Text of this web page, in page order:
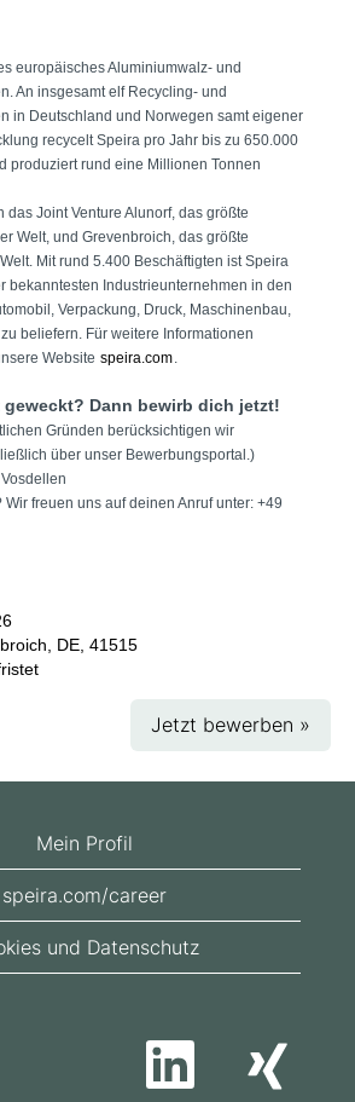
europäisches Aluminiumwalz- und
An insgesamt elf Recycling- und
in Deutschland und Norwegen samt eigener
recycelt Speira pro Jahr bis zu 650.000
produziert rund eine Millionen Tonnen
das Joint Venture Alunorf, das größte
Welt, und Grevenbroich, das größte
Mit rund 5.400 Beschäftigten ist Speira
bekanntesten Industrieunternehmen in den
Verpackung, Druck, Maschinenbau,
beliefern. Für weitere Informationen
Website speira.com.
geweckt? Dann bewirb dich jetzt!
Gründen berücksichtigen wir
über unser Bewerbungsportal.)
Vosdellen
Wir freuen uns auf deinen Anruf unter: +49
DE, 41515
Jetzt bewerben »
Mein Profil
speira.com/career
und Datenschutz
W
r